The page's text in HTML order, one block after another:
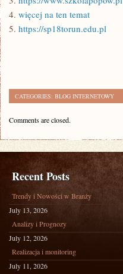
4. więcej na ten temat
5. https://sp18torun.edu.pl
CATEGORIES: BLOG INTERNETOWY
Comments are closed.
Recent Posts
Trendy i Nowości w Branży
July 13, 2026
Analizy i Prognozy
July 12, 2026
Realizacja i monitoring
July 11, 2026